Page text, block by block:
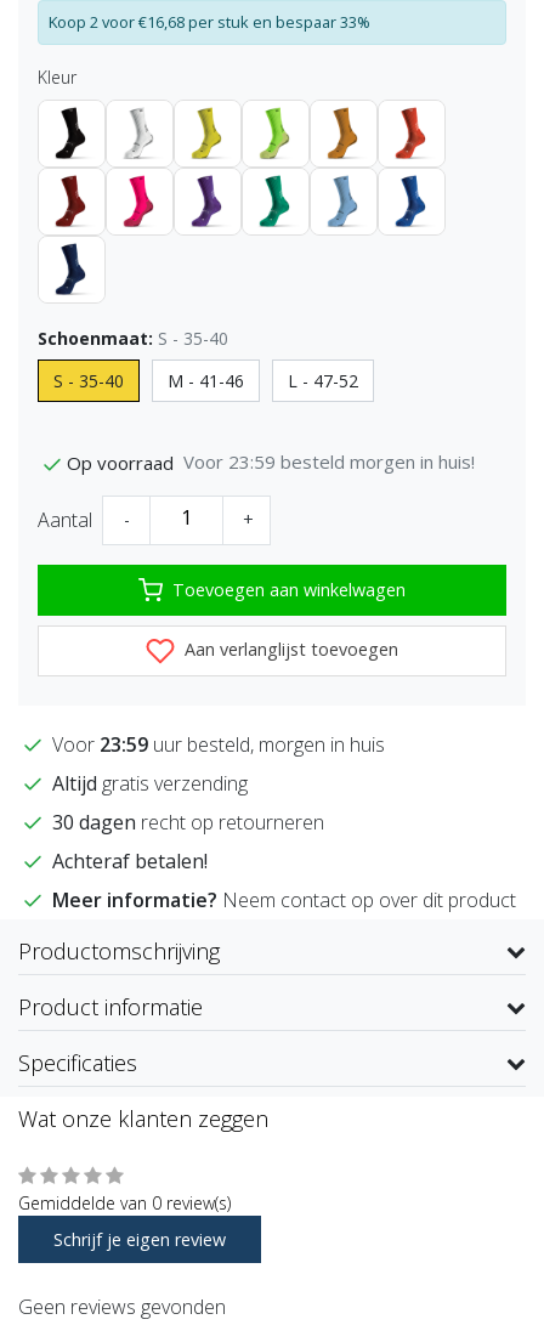
Koop 2 voor €16,68 per stuk en bespaar 33%
Kleur
Schoenmaat: S - 35-40
S - 35-40
M - 41-46 L - 47-52
Op voorraad Voor 23:59 besteld morgen in huis!
Aantal - +
Toevoegen aan winkelwagen
Aan verlanglijst toevoegen
Voor 23:59 uur besteld, morgen in huis
Altijd gratis verzending
30 dagen recht op retourneren
Achteraf betalen!
Meer informatie? Neem contact op over dit product
Productomschrijving
Product informatie
Specificaties
Wat onze klanten zeggen
Gemiddelde van 0 review(s)
Schrijf je eigen review
Geen reviews gevonden